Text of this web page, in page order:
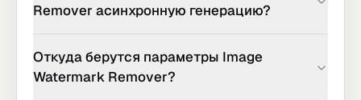
Remover асинхронную генерацию?
Откуда берутся параметры Image
Watermark Remover?